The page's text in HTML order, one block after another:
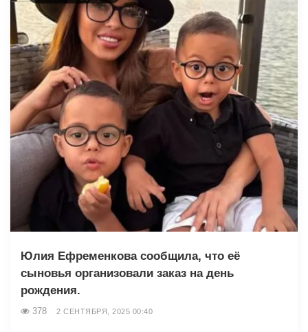
Юлия Ефременкова сообщила, что её
сыновья организовали заказ на день
рождения.
378 2 СЕНТЯБРЯ, 2025 00:40